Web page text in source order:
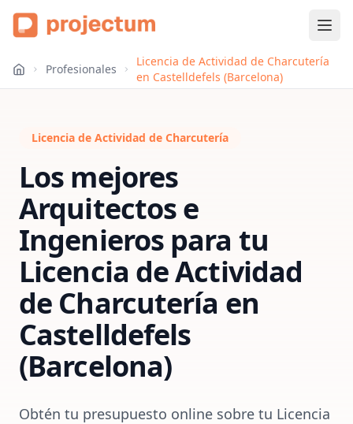
Profesionales
Licencia de Actividad de Charcutería
en Castelldefels (Barcelona)
Licencia de Actividad de Charcutería
Los mejores
Arquitectos e
Ingenieros para tu
Licencia de Actividad
de Charcutería en
Castelldefels
(Barcelona)
Obtén tu presupuesto online sobre tu Licencia